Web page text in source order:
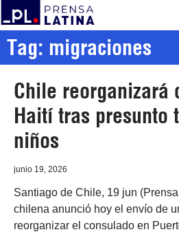
Tag: migraciones
Chile reorganizará
Haití tras presunto
niños
junio 19, 2026
Santiago de Chile, 19 jun
chilena anunció hoy el envío de
reorganizar el consulado en